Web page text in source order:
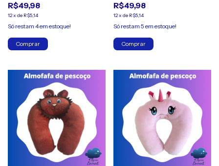
R$49,98
12x de R$5,14
Só restam 4em estoque!
R$49,98
12x de R$5,14
Só restam 5 em estoque!